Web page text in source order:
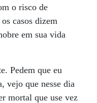
o risco de
casos dizem
em sua vida
Pedem que eu
vejo que nesse dia
mortal que use vez